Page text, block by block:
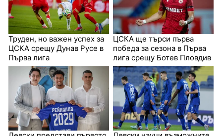
Труден, но важен успех за
ЦСКА срещу Дунав Русе в
Първа лига
ЦСКА ще търси първа
победа за сезона в Първа
лига срещу Ботев Пловдив